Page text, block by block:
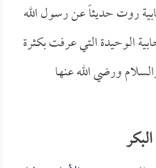
روت حديثاً عن رسول الله
الوحيدة التي عرفت بكثرة
ورضي الله عنها